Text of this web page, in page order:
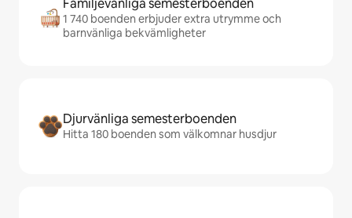
Familjevänliga semesterboenden
1 740 boenden erbjuder extra utrymme och
barnvänliga bekvämligheter
Djurvänliga semesterboenden
Hitta 180 boenden som välkomnar husdjur